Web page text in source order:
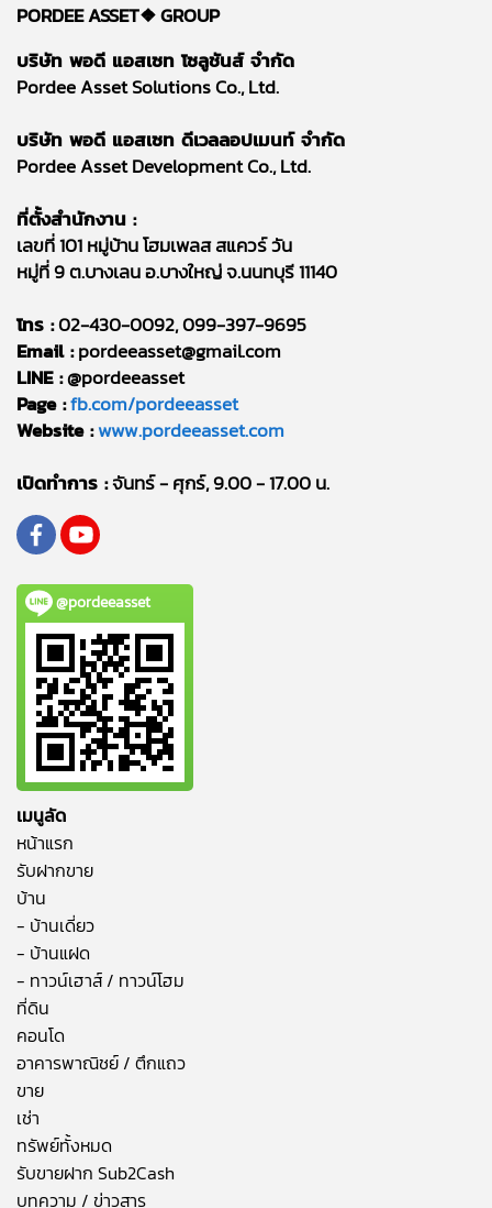
PORDEE ASSET❖GROUP
บริษัท พอดี แอสเซท โซลูชันส์ จำกัด
Pordee Asset Solutions Co., Ltd.
บริษัท พอดี แอสเซท ดีเวลลอปเมนท์ จำกัด
Pordee Asset Development Co., Ltd.
ที่ตั้งสำนักงาน :
เลขที่ 101 หมู่บ้าน โฮมเพลส สแควร์ วัน
หมู่ที่ 9 ต.บางเลน อ.บางใหญ่ จ.นนทบุรี 11140
โทร :02-430-0092, 099-397-9695
Email :pordeeasset@gmail.com
LINE :@pordeeasset
Page :fb.com/pordeeasset
Website :www.pordeeasset.com
เปิดทำการ :จันทร์ - ศุกร์, 9.00 - 17.00 น.
@pordeeasset
เมนูลัด
หน้าแรก
รับฝากขาย
บ้าน
- บ้านเดี่ยว
- บ้านแฝด
- ทาวน์เฮาส์ / ทาวน์โฮม
ที่ดิน
คอนโด
อาคารพาณิชย์ / ตึกแถว
ขาย
เช่า
ทรัพย์ทั้งหมด
รับขายฝาก Sub2Cash
บทความ / ข่าวสาร